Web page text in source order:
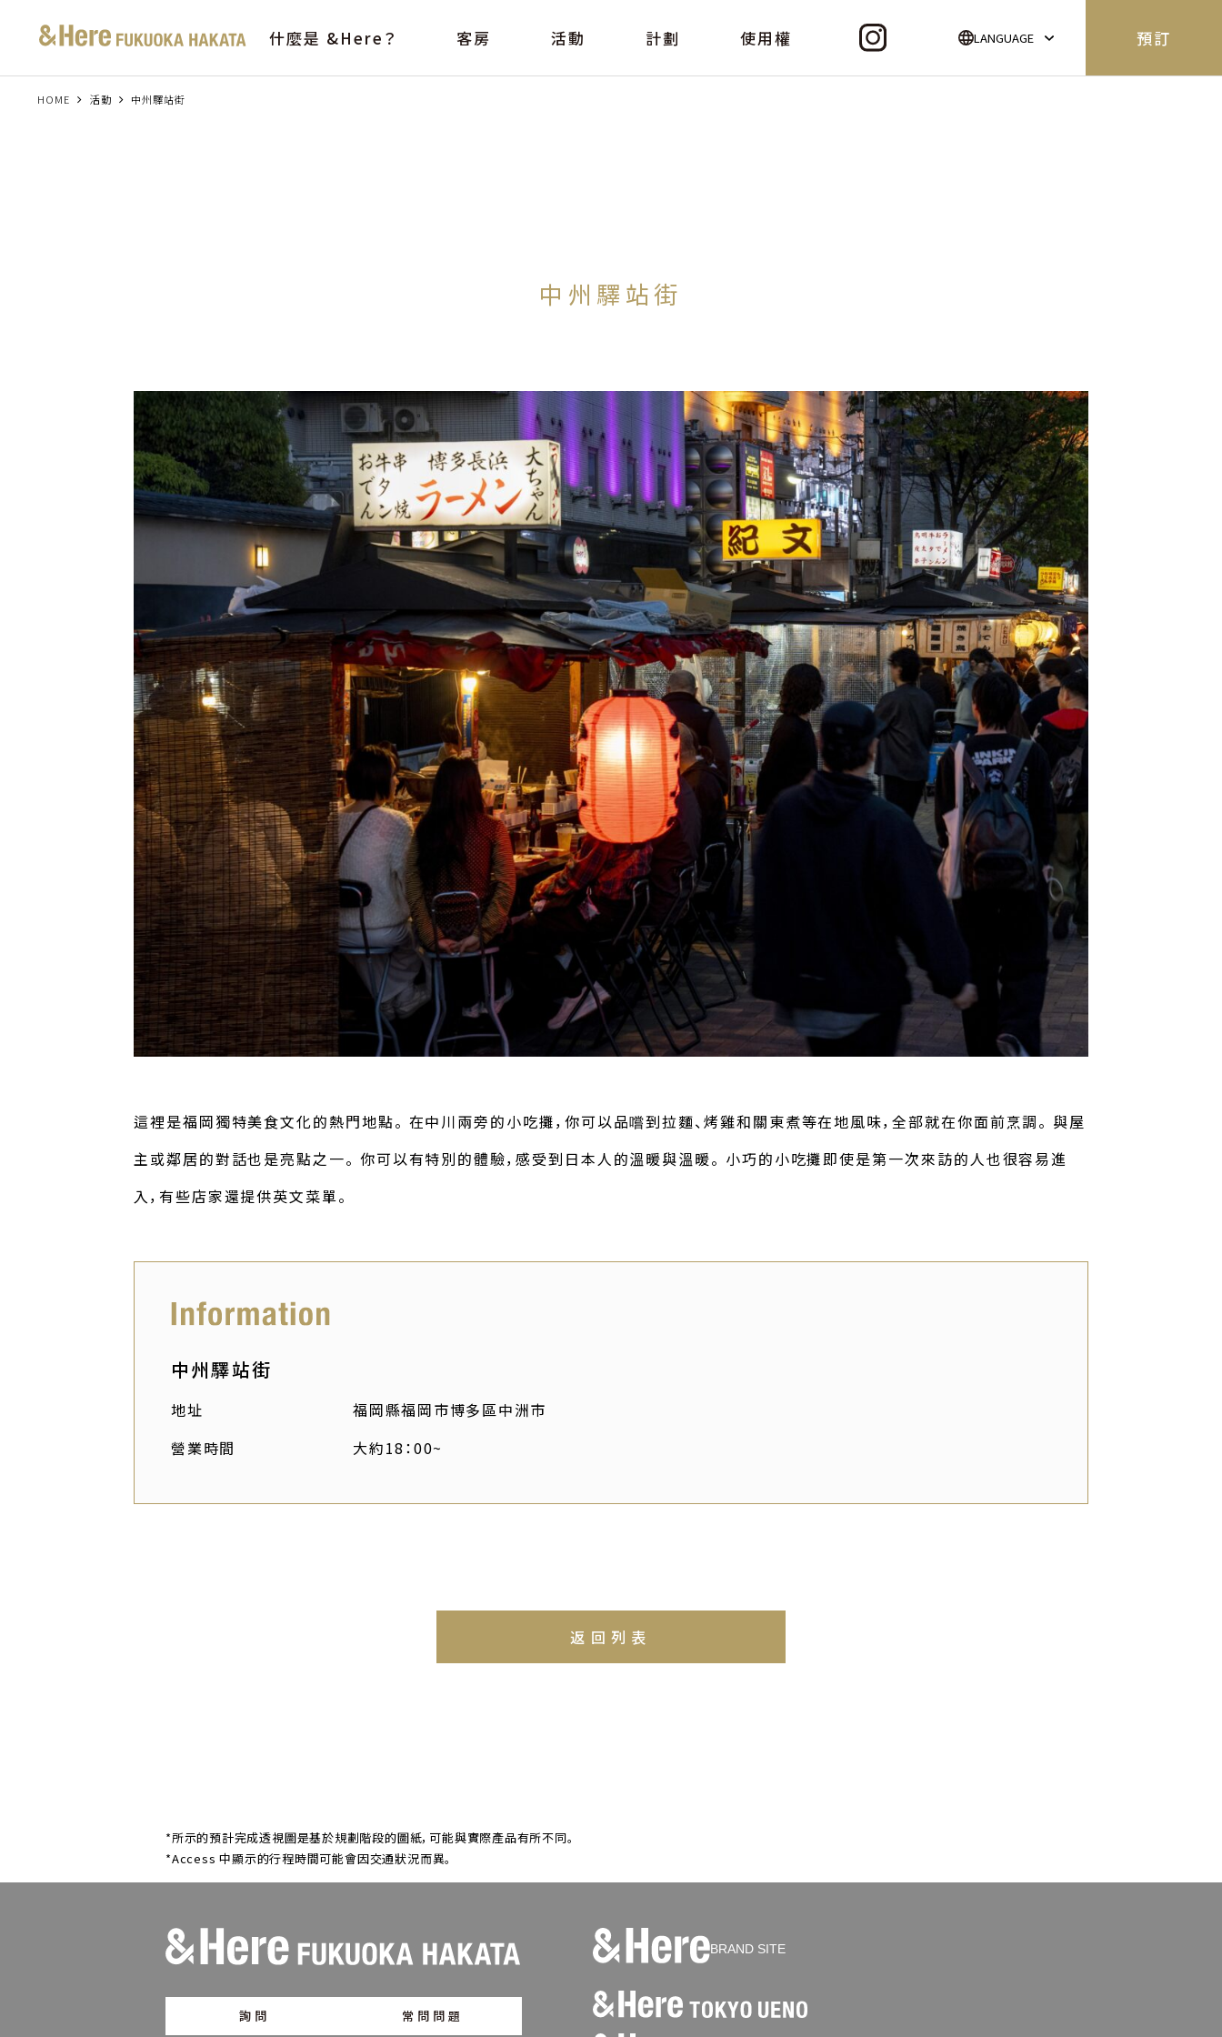
什麼是 &Here？ 客房 活動 計劃 使用權 LANGUAGE 預訂
HOME 活動 中州驛站街
中州驛站街
這裡是福岡獨特美食文化的熱門地點。 在中川兩旁的小吃攤，你可以品嚐到拉麵、烤雞和關東煮等在地風味，全部就在你面前烹調。 與屋
主或鄰居的對話也是亮點之一。 你可以有特別的體驗，感受到日本人的溫暖與溫暖。 小巧的小吃攤即使是第一次來訪的人也很容易進
入，有些店家還提供英文菜單。
中州驛站街
地址
福岡縣福岡市博多區中洲市
營業時間
大約18：00~
返回列表
*所示的預計完成透視圖是基於規劃階段的圖紙，可能與實際產品有所不同。
*Access 中顯示的行程時間可能會因交通狀況而異。
詢問 常問問題
BRAND SITE